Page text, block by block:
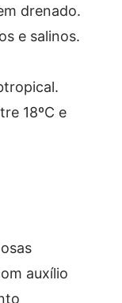
drenado.
e salinos.
18ºC e
auxílio